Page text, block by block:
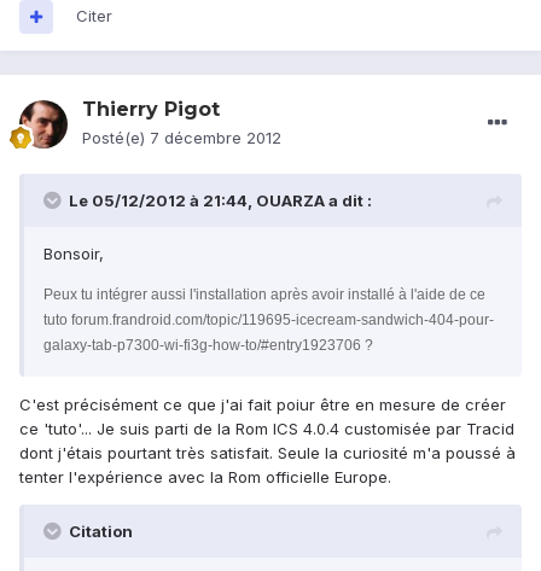
Citer
Thierry Pigot
Posté(e) 7 décembre 2012
Le 05/12/2012 à 21:44, OUARZA a dit :
Bonsoir,
Peux tu intégrer aussi l'installation après avoir installé à l'aide de ce
tuto forum.frandroid.com/topic/119695-icecream-sandwich-404-pour-
galaxy-tab-p7300-wi-fi3g-how-to/#entry1923706 ?
C'est précisément ce que j'ai fait poiur être en mesure de créer
ce 'tuto'... Je suis parti de la Rom ICS 4.0.4 customisée par Tracid
dont j'étais pourtant très satisfait. Seule la curiosité m'a poussé à
tenter l'expérience avec la Rom officielle Europe.
Citation